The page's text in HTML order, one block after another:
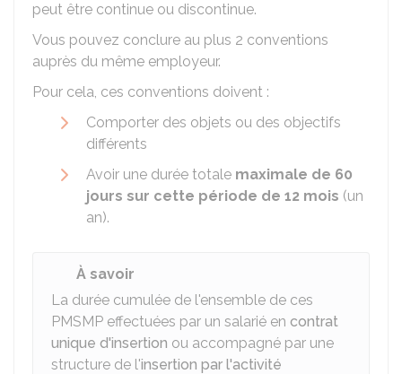
peut être continue ou discontinue.
Vous pouvez conclure au plus 2 conventions
auprès du même employeur.
Pour cela, ces conventions doivent :
Comporter des objets ou des objectifs
différents
Avoir une durée totale maximale de 60
jours sur cette période de 12 mois (un
an).
À savoir
La durée cumulée de l'ensemble de ces
PMSMP effectuées par un salarié en contrat
unique d'insertion ou accompagné par une
structure de l'insertion par l'activité